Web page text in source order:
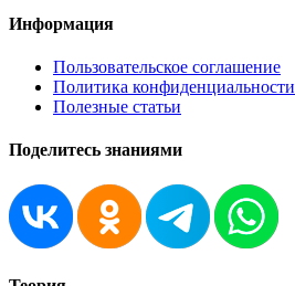
Информация
Пользовательское соглашение
Политика конфиденциальности
Полезные статьи
Поделитесь знаниями